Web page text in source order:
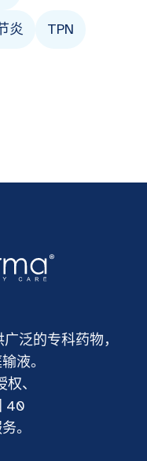
炎 TPN
泛的专科药物，
液。
、
40
。